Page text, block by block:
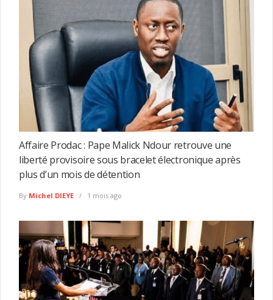
Affaire Prodac : Pape Malick Ndour retrouve une
liberté provisoire sous bracelet électronique après
plus d’un mois de détention
By Michel DIEYE 1 mois ago